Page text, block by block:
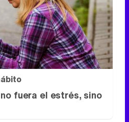
fuera el estrés, sino